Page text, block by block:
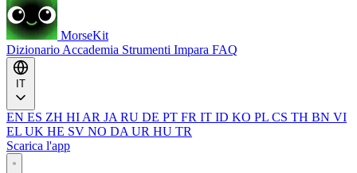
MorseKit
Dizionario Accademia Strumenti Impara FAQ
EN ES ZH HI AR JA RU DE PT FR IT ID KO PL CS TH BN VI
EL UK HE SV NO DA UR HU TR
Scarica l'app